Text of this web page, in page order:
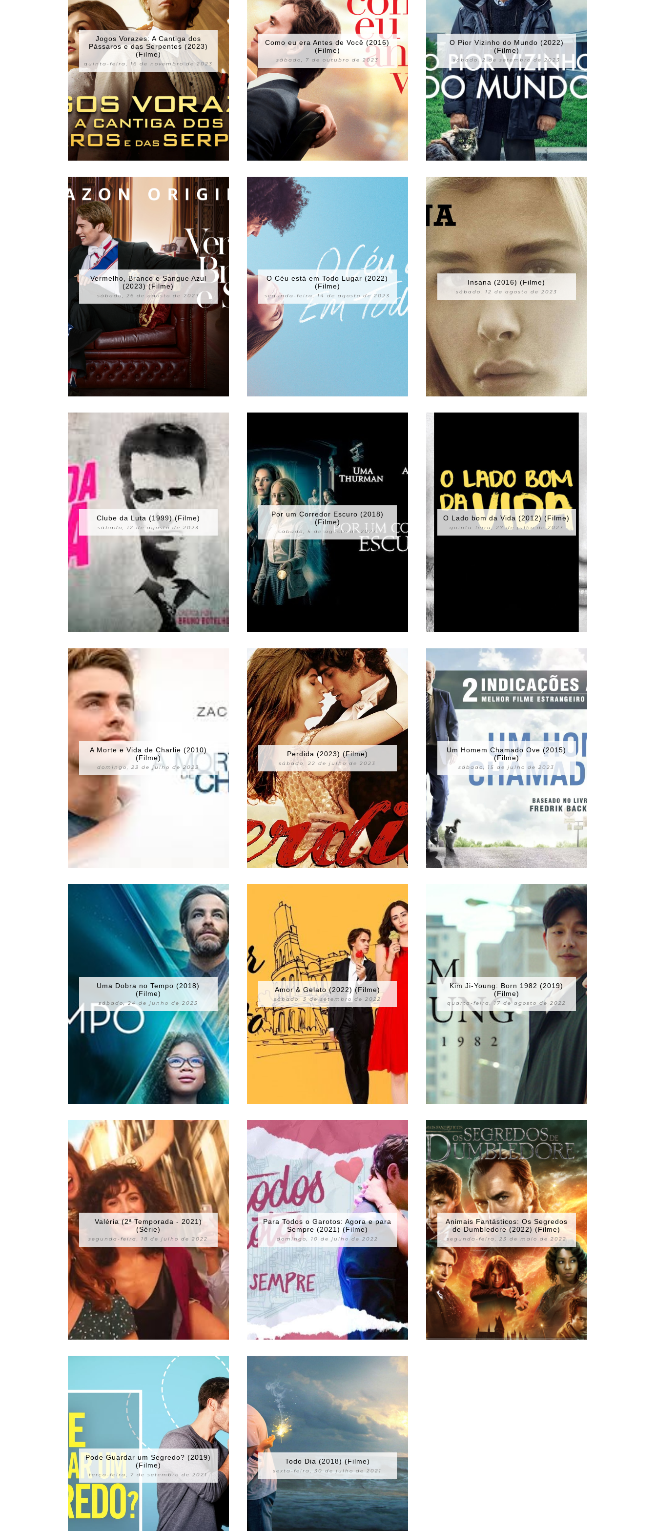
Jogos Vorazes: A Cantiga dos
Pássaros e das Serpentes (2023)
(Filme)
quinta-feira, 16 de novembro de 2023
Como eu era Antes de Você (2016)
(Filme)
sábado, 7 de outubro de 2023
O Pior Vizinho do Mundo (2022)
(Filme)
sábado, 2 de setembro de 2023
Vermelho, Branco e Sangue Azul
(2023) (Filme)
sábado, 26 de agosto de 2023
O Céu está em Todo Lugar (2022)
(Filme)
segunda-feira, 14 de agosto de 2023
Insana (2016) (Filme)
sábado, 12 de agosto de 2023
Clube da Luta (1999) (Filme)
sábado, 12 de agosto de 2023
Por um Corredor Escuro (2018)
(Filme)
sábado, 5 de agosto de 2023
O Lado bom da Vida (2012) (Filme)
quinta-feira, 27 de julho de 2023
A Morte e Vida de Charlie (2010)
(Filme)
domingo, 23 de julho de 2023
Perdida (2023) (Filme)
sábado, 22 de julho de 2023
Um Homem Chamado Ove (2015)
(Filme)
sábado, 15 de julho de 2023
Uma Dobra no Tempo (2018)
(Filme)
sábado, 24 de junho de 2023
Amor & Gelato (2022) (Filme)
sábado, 3 de setembro de 2022
Kim Ji-Young: Born 1982 (2019)
(Filme)
quarta-feira, 17 de agosto de 2022
Valéria (2ª Temporada - 2021)
(Série)
segunda-feira, 18 de julho de 2022
Para Todos o Garotos: Agora e para
Sempre (2021) (Filme)
domingo, 10 de julho de 2022
Animais Fantásticos: Os Segredos
de Dumbledore (2022) (Filme)
segunda-feira, 23 de maio de 2022
Pode Guardar um Segredo? (2019)
(Filme)
terça-feira, 7 de setembro de 2021
Todo Dia (2018) (Filme)
sexta-feira, 30 de julho de 2021